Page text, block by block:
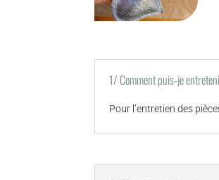
1/ Comment puis-je
Pour l’entretien des